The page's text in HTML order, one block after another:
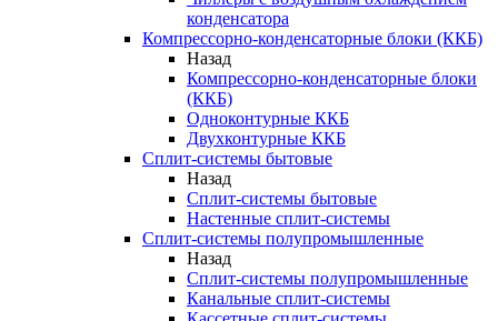
конденсатора
Компрессорно-конденсаторные блоки (ККБ)
Назад
Компрессорно-конденсаторные блоки
(ККБ)
Одноконтурные ККБ
Двухконтурные ККБ
Сплит-системы бытовые
Назад
Сплит-системы бытовые
Настенные сплит-системы
Сплит-системы полупромышленные
Назад
Сплит-системы полупромышленные
Канальные сплит-системы